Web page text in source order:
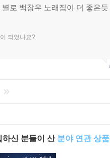
로 백창우 노래집이 더 좋은듯
되었나요?
하신 분들이 산 분야 연관 상품